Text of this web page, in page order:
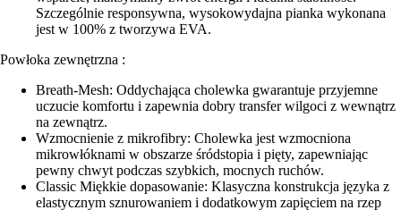
Szczególnie responsywna, wysokowydajna pianka wykonana
jest w 100% z tworzywa EVA.
Powłoka zewnętrzna :
Breath-Mesh: Oddychająca cholewka gwarantuje przyjemne
uczucie komfortu i zapewnia dobry transfer wilgoci z wewnątrz
na zewnątrz.
Wzmocnienie z mikrofibry: Cholewka jest wzmocniona
mikrowłóknami w obszarze śródstopia i pięty, zapewniając
pewny chwyt podczas szybkich, mocnych ruchów.
Classic Miękkie dopasowanie: Klasyczna konstrukcja języka z
elastycznym sznurowaniem i dodatkowym zapięciem na rzep